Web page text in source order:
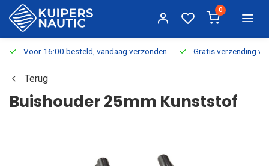
0
Voor 16:00 besteld, vandaag verzonden Gratis verzending
Terug
Buishouder 25mm Kunststof